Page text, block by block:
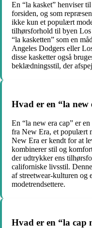
En “la kasket” henviser
forsiden, og som
ikke kun et populært
tilhørsforhold til byen Los
“la kasketten” som en
Angeles Dodgers eller
disse kasketter også
beklædningsstil, der
Hvad er en “la new
En “la new era cap” er
fra New Era, et populært
New Era er kendt for at
kombinerer stil og
der udtrykker ens
californiske livsstil.
af streetwear-kulturen og
modetrendsettere.
Hvad er en “la cap